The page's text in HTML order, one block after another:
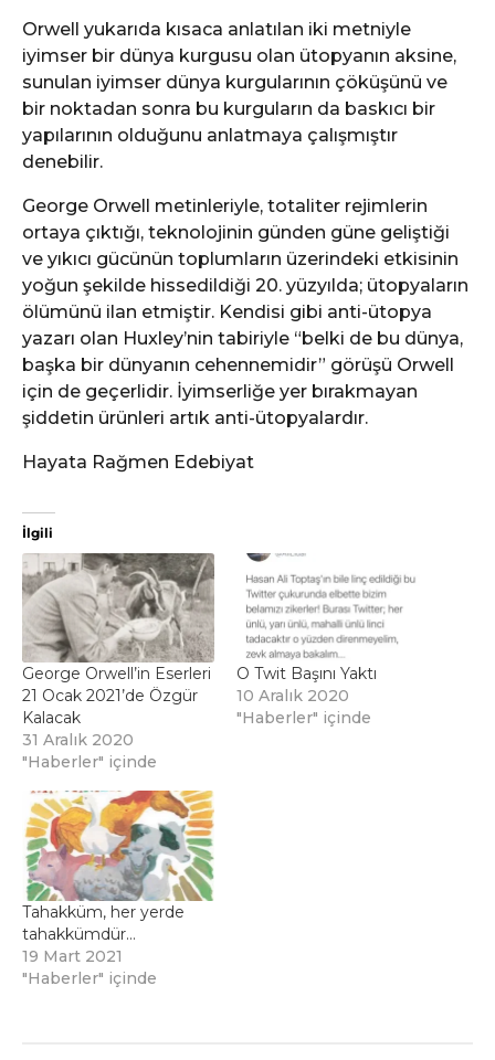
Orwell yukarıda kısaca anlatılan iki metniyle
iyimser bir dünya kurgusu olan ütopyanın aksine,
sunulan iyimser dünya kurgularının çöküşünü ve
bir noktadan sonra bu kurguların da baskıcı bir
yapılarının olduğunu anlatmaya çalışmıştır
denebilir.
George Orwell metinleriyle, totaliter rejimlerin
ortaya çıktığı, teknolojinin günden güne geliştiği
ve yıkıcı gücünün toplumların üzerindeki etkisinin
yoğun şekilde hissedildiği 20. yüzyılda; ütopyaların
ölümünü ilan etmiştir. Kendisi gibi anti-ütopya
yazarı olan Huxley’nin tabiriyle “belki de bu dünya,
başka bir dünyanın cehennemidir” görüşü Orwell
için de geçerlidir. İyimserliğe yer bırakmayan
şiddetin ürünleri artık anti-ütopyalardır.
Hayata Rağmen Edebiyat
İlgili
George Orwell’in Eserleri
21 Ocak 2021’de Özgür
Kalacak
31 Aralık 2020
"Haberler" içinde
O Twit Başını Yaktı
10 Aralık 2020
"Haberler" içinde
Tahakküm, her yerde
tahakkümdür…
19 Mart 2021
"Haberler" içinde